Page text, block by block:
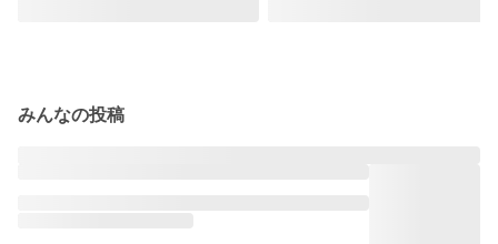
みんなの投稿